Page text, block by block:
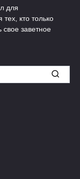
для
кто только
свое заветное